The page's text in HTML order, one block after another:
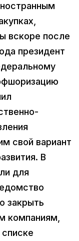
вскоре после
президент
свой вариант
В
для
закрыть
компаниям,